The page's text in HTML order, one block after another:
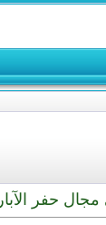
حفر الآبار